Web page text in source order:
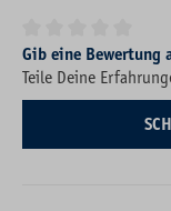
Durchschnittliche
Gib eine Bewertung
Teile Deine